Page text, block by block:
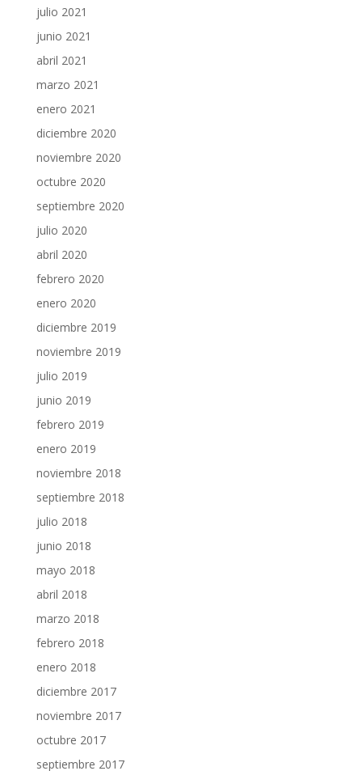
julio 2021
junio 2021
abril 2021
marzo 2021
enero 2021
diciembre 2020
noviembre 2020
octubre 2020
septiembre 2020
julio 2020
abril 2020
febrero 2020
enero 2020
diciembre 2019
noviembre 2019
julio 2019
junio 2019
febrero 2019
enero 2019
noviembre 2018
septiembre 2018
julio 2018
junio 2018
mayo 2018
abril 2018
marzo 2018
febrero 2018
enero 2018
diciembre 2017
noviembre 2017
octubre 2017
septiembre 2017